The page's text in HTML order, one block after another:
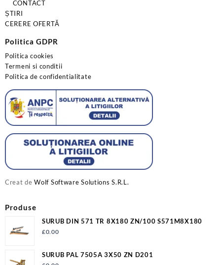
CONTACT
ȘTIRI
CERERE OFERTĂ
Politica GDPR
Politica cookies
Termeni si conditii
Politica de confidentialitate
Creat deWolf Software Solutions S.R.L.
Produse
SURUB DIN 571 TR 8X180 ZN/100 S571M8X180
£0.00
SURUB PAL 7505A 3X50 ZN D201